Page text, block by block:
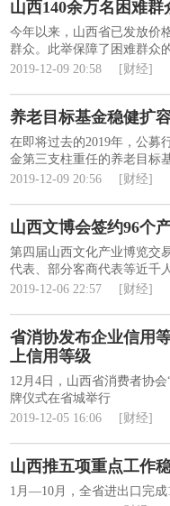
山西140余万名困难
今年以来，山西省已发放价
群众。此举保障了困难群众
2019-12-09 20:58
[财经]
养老目标基金稳健扩
在即将过去的2019年，公募
金第三支柱重任的养老目标
2019-12-09 20:56
[财经]
山西文博会签约96个
第四届山西文化产业博览交
代表、部分客商代表等近千
2019-12-06 22:57
[财经]
省消协发布企业信用
上信用等级
12月4日，山西省消费者协
牌仪式在省城举行
2019-12-05 16:06
[财经]
山西推五项重点工作
1月—10月，全省进出口完成